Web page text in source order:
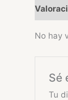
No hay
Sé
Tu